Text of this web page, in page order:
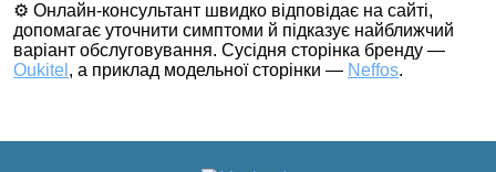
⚙️ Онлайн-консультант швидко відповідає на сайті,
допомагає уточнити симптоми й підказує найближчий
варіант обслуговування. Сусідня сторінка бренду —
Oukitel , а приклад модельної сторінки — Neffos.